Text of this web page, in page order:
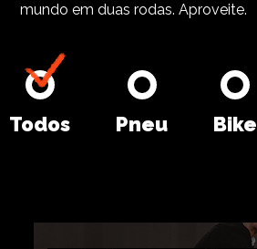
mundo em duas rodas. Aproveite.
Todos Pneu Bike